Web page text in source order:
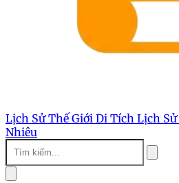
Lịch Sử Thế Giới Di Tích Lịch Sử
Nhiêu